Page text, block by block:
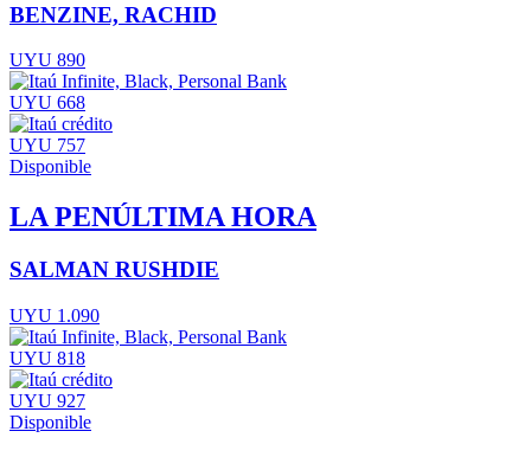
BENZINE, RACHID
UYU 890
UYU 668
UYU 757
Disponible
LA PENÚLTIMA HORA
SALMAN RUSHDIE
UYU 1.090
UYU 818
UYU 927
Disponible